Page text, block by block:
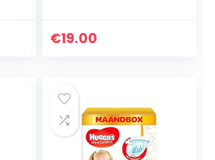
€19.00